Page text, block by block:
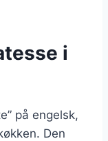
i
på engelsk,
Den